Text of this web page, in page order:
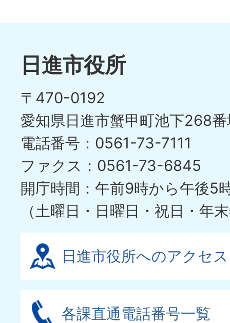
日進市役所
〒470-0192
愛知県日進市蟹甲町池下268
電話番号：0561-73-7111
ファクス：0561-73-6845
開庁時間：午前9時から午後5
（土曜日・日曜日・祝日・年
日進市役所へのアクセス
各課直通電話番号一覧